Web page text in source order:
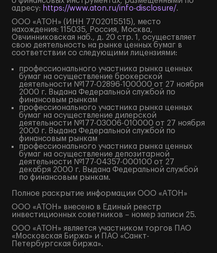
адресу: https://www.aton.ru/info-disclosure/.
ООО «АТОН» (ИНН 7702015515), место
нахождения: 115035, Россия, Москва,
Овчинниковская наб., д. 20 стр. 1, осуществляет
свою деятельность на рынке ценных бумаг в
соответствии со следующими лицензиями:
профессионального участника рынка ценных
бумаг на осуществление брокерской
деятельности №177-02896-100000 от 27 ноября
2000 г. Выдана Федеральной службой по
финансовым рынкам
профессионального участника рынка ценных
бумаг на осуществление дилерской
деятельности №177-03006-010000 от 27 ноября
2000 г. Выдана Федеральной службой по
финансовым рынкам
профессионального участника рынка ценных
бумаг на осуществление депозитарной
деятельности №177-04357-000100 от 27
декабря 2000 г. Выдана Федеральной службой
по финансовым рынкам.
Полное раскрытие информации ООО «АТОН»
ООО «АТОН» внесено в Единый реестр
инвестиционных советников – номер записи 25.
ООО «АТОН» является участником торгов ПАО
«Московская Биржа» и ПАО «Санкт-
Петербургская биржа».